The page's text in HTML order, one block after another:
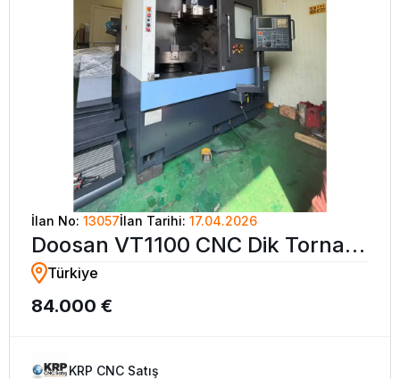
İlan No: 13057İlan Tarihi: 17.04.2026
Doosan VT1100 CNC Dik Torna
Tezgahı-2008
Türkiye
84.000 €
KRP CNC Satış